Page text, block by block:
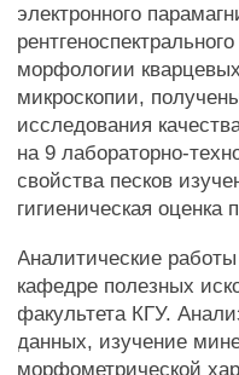
электронного
морфологии
микроскопии,
исследования
на 9 лабораторно-
свойства песков
гигиеническая
Аналитические
кафедре полезных
факультета КГУ.
данных, изучение
морфометрической